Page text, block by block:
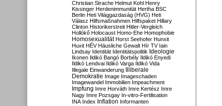
Christian Strache Helmut Kohl Henry
Kissinger Herdenimmunität Hertha BSC
Berlin Heti Világgazdaság (HVG) Heti
Válasz Hilfsmaßnahmen Hilfspaket Hillary
Clinton Historikerstreit Hitler-Vergleich
Hollókő Holocaust Homo-Ehe Homophobie
Homosexualität Horst Seehofer Hunxit
Huxit HÉV Häusliche Gewalt Hír TV Iain
Lindsay Identität Identitätspolitik Ideologie
Ikonen Ildikó Bangó Borbély Ildikó Enyedi
Ildikó Lendvai Ildikó Varga Ildikó Vida
Illegale Einwanderung Illiberale
Demokratie Image Imageschaden
Imagewandel Immobilien Impeachment
Impfung Imre Horváth Imre Kertész Imre
Nagy Imre Pozsgay In-vitro-Fertilisation
INA Index Inflation Informanten